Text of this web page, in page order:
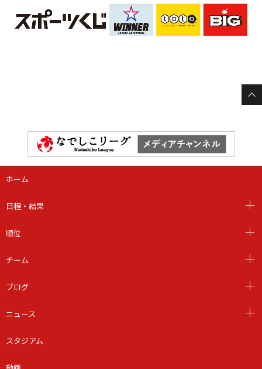
ホーム
日程・結果
順位
チーム
ブログ
ニュース
スタジアム